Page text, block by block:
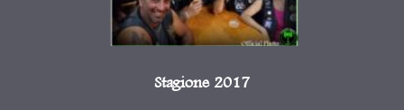
Stagione 2017